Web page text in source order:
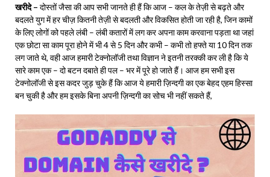
खरीदे – दोस्तों जैसा की आप सभी जानते ही हैं कि आज – कल के तेज़ी से बढ़ते और
बदलते युग में हर चीज़ कितनी तेज़ी से बदलती और विकसित होती जा रही है, जिन कामों
के लिए लोगों को पहले लंबी – लंबी कतारों में लग कर अपना काम करवाना पड़ता था जहां
एक छोटा सा काम पूरा होने में भी 4 से 5 दिन और कभी – कभी तो हफ्ते या 10 दिन तक
लग जाते थे, वही आज हमारी टेक्नोलॉजी तथा विज्ञान ने इतनी तरक्की कर ली है कि ये
सारे काम एक – दो बटन दबाते ही पल – भर में पूरे हो जाते हैं। आज हम सभी इस
टेक्नोलॉजी से इस कदर जुड़ चुके हैं कि आज ये हमारी ज़िन्दगी का एक बेहद एहम हिस्सा
बन चुकी है और हम इसके बिना अपनी ज़िन्दगी का सोच भी नहीं सकते हैं,